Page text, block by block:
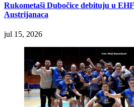
Rukometaši Dubočice debituju u
Austrijanaca
jul 15, 2026